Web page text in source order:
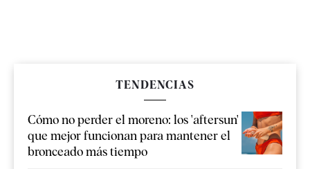
TENDENCIAS
Cómo no perder el moreno: los 'aftersun'
que mejor funcionan para mantener el
bronceado más tiempo